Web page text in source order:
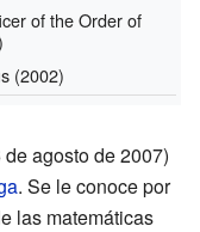
of the Order of
(2002)
agosto de 2007)
. Se le conoce por
las matemáticas